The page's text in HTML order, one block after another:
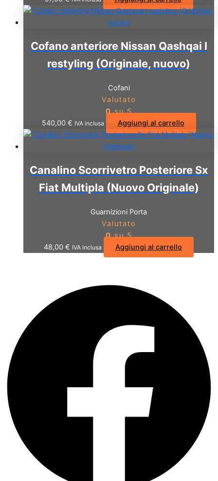
Cofano anteriore Nissan Qashqai I
restyling (Originale, nuovo)
Cofani
Valutato
0su 5
540,00 € IVA inclusa Aggiungi al carrello
Canalino Scorrivetro Posteriore Sx
Fiat Multipla (Nuovo Originale)
Guarnizioni Porta
Valutato
0su 5
48,00 € IVA inclusa Aggiungi al carrello